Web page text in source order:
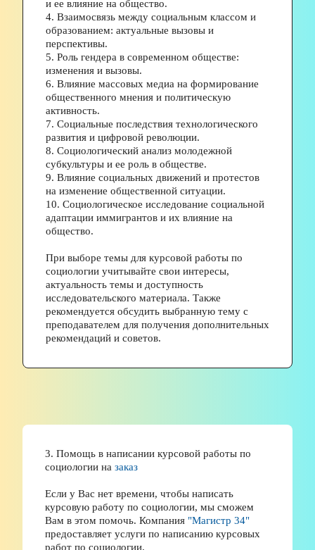
и ее влияние на общество.
4. Взаимосвязь между социальным классом и
образованием: актуальные вызовы и
перспективы.
5. Роль гендера в современном обществе:
изменения и вызовы.
6. Влияние массовых медиа на формирование
общественного мнения и политическую
активность.
7. Социальные последствия технологического
развития и цифровой революции.
8. Социологический анализ молодежной
субкультуры и ее роль в обществе.
9. Влияние социальных движений и протестов
на изменение общественной ситуации.
10. Социологическое исследование социальной
адаптации иммигрантов и их влияние на
общество.
При выборе темы для курсовой работы по
социологии учитывайте свои интересы,
актуальность темы и доступность
исследовательского материала. Также
рекомендуется обсудить выбранную тему с
преподавателем для получения дополнительных
рекомендаций и советов.
3. Помощь в написании курсовой работы по
социологии на заказ
Если у Вас нет времени, чтобы написать
курсовую работу по социологии, мы сможем
Вам в этом помочь. Компания
предоставляет услуги по написанию курсовых
работ по социологии.